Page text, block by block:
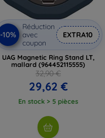
-10%
Réduction
avec
coupon
EXTRA10
UAG Magnetic Ring Stand LT,
mallard (964452115555)
32,90 €
29,62 €
En stock > 5 pièces